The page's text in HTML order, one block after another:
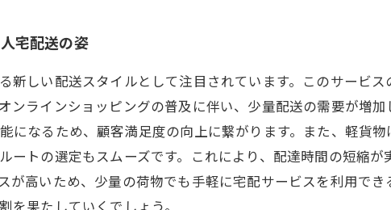
宅配送の姿
新しい配送スタイルとして注目されています。このサービ
ンラインショッピングの普及に伴い、少量配送の需要が増
になるため、顧客満足度の向上に繋がります。また、軽貨
ートの選定もスムーズです。これにより、配達時間の短縮
が高いため、少量の荷物でも手軽に宅配サービスを利用で
果たしていくでしょう。